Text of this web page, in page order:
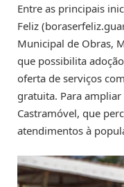
Entre as principais
Feliz
Municipal de Obras,
que possibilita
oferta de serviços
gratuita. Para
Castramóvel, que
atendimentos à